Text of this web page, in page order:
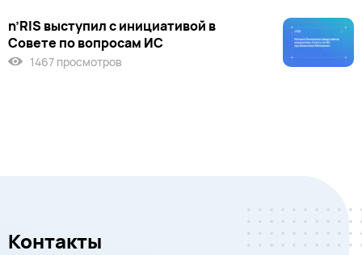
n’RIS выступил c инициативой в
Совете по вопросам ИС
1467 просмотров
Контакты